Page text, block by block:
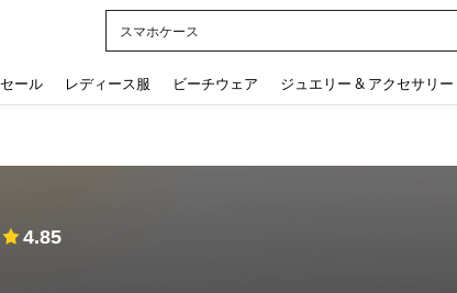
スマホケース
セール レディース服 ビーチウェア ジュエリー & アクセサリー
4.85